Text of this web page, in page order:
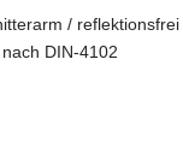
/
DIN-4102